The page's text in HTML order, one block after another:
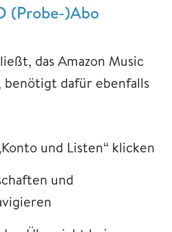
(Probe-)Abo
das Amazon Music
benötigt dafür ebenfalls
und Listen“ klicken
und